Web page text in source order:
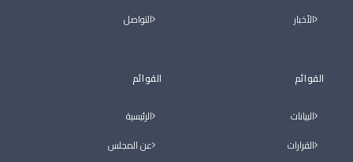
الأخبار
القوائم
البيانات
القرارات
التواصل
القوائم
الرئيسية
عن المجلس